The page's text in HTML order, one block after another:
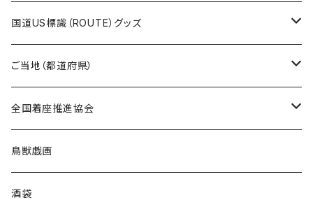
トートバッグ
千葉ロッテマリーンズコラボ
ホテルキーホルダー
トートバッグ
ホテルキーホルダー
ステッカー
国道0～99号線
国道100～199号線
Tシャツ
キャップ
国道US標識（ROUTE）グッズ
ステッカー
ROUTE 0～99号線
ROUTE100～199号線
Tシャツ
ROUTE 0～99号線
ROUTE 100～199号線
キャップ
ROUTE 0～99号線
ご当地（都道府県）
北海道
青森県
岩手県
全国着座推進協会
ステッカー
鳥獣戯画
酒袋